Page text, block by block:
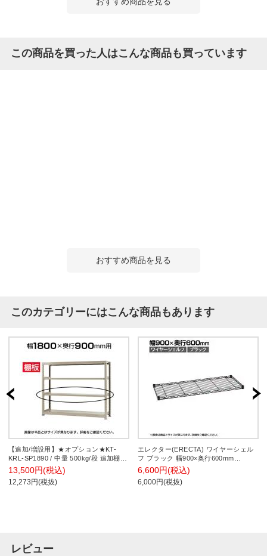
この商品を買った人はこんな商品も買っています
おすすめ商品を見る
このカテゴリーにはこんな商品もあります
【追加/増設用】★オプション★KT-
KRL-SP1890 / 中量 500kg/段 追加棚板
棚受け付き 幅1800×奥行900mm
13,500円(税込)
12,273円(税抜)
エレクター(ERECTA) ワイヤーシェル
フ ブラック 幅900×奥行600mm
B2436B1
6,600円(税込)
6,000円(税抜)
レビュー